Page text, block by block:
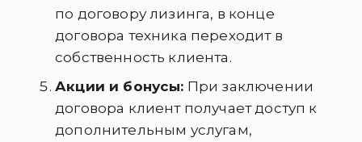
по договору лизинга, в конце
договора техника переходит в
собственность клиента.
Акции и бонусы: При заключении
договора клиент получает доступ к
дополнительным услугам,